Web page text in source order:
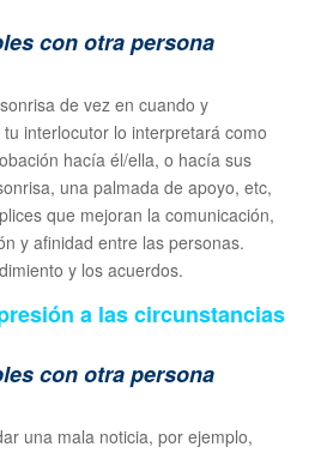
con otra persona
de vez en cuando y
interlocutor lo interpretará como
hacía él/ella, o hacía sus
una palmada de apoyo, etc,
que mejoran la comunicación,
y afinidad entre las personas.
y los acuerdos.
a las circunstancias
con otra persona
una mala noticia, por ejemplo,